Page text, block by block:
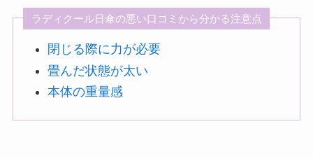
ラディクール日傘の悪い口コミから分かる注意点
閉じる際に力が必要
畳んだ状態が太い
本体の重量感